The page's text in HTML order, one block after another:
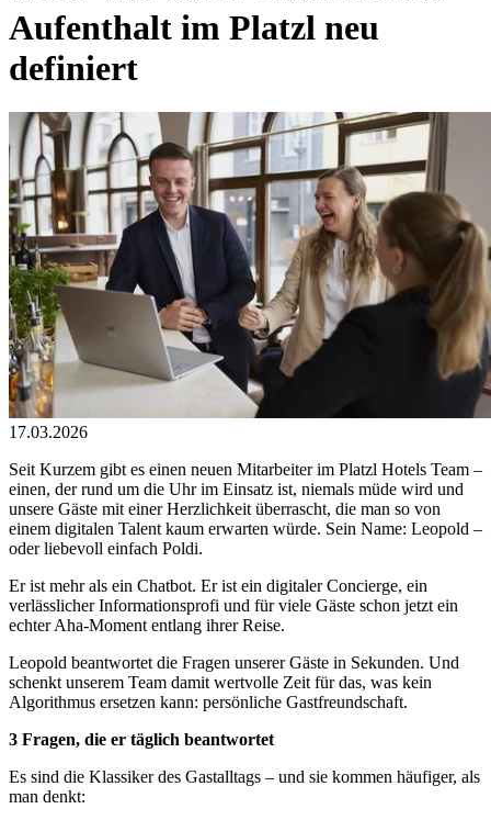
Aufenthalt im Platzl neu
definiert
17.03.2026
Seit Kurzem gibt es einen neuen Mitarbeiter im Platzl Hotels Team –
einen, der rund um die Uhr im Einsatz ist, niemals müde wird und
unsere Gäste mit einer Herzlichkeit überrascht, die man so von
einem digitalen Talent kaum erwarten würde. Sein Name: Leopold –
oder liebevoll einfach Poldi.
Er ist mehr als ein Chatbot. Er ist ein digitaler Concierge, ein
verlässlicher Informationsprofi und für viele Gäste schon jetzt ein
echter Aha-Moment entlang ihrer Reise.
Leopold beantwortet die Fragen unserer Gäste in Sekunden. Und
schenkt unserem Team damit wertvolle Zeit für das, was kein
Algorithmus ersetzen kann: persönliche Gastfreundschaft.
3 Fragen, die er täglich beantwortet
Es sind die Klassiker des Gastalltags – und sie kommen häufiger, als
man denkt: